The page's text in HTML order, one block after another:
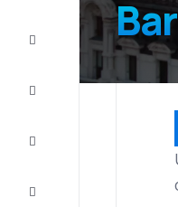
Completa